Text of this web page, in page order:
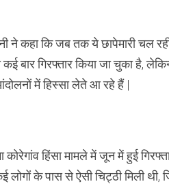
ने कहा कि जब तक ये छापेमारी चल
बार गिरफ्तार किया जा चुका है,
में हिस्सा लेते आ रहे हैं |
कोरेगांव हिंसा मामले में जून में हुई
लोगों के पास से ऐसी चिट्ठी मिली